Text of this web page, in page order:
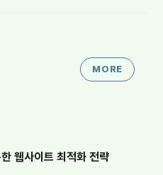
MORE
웹사이트 최적화 전략